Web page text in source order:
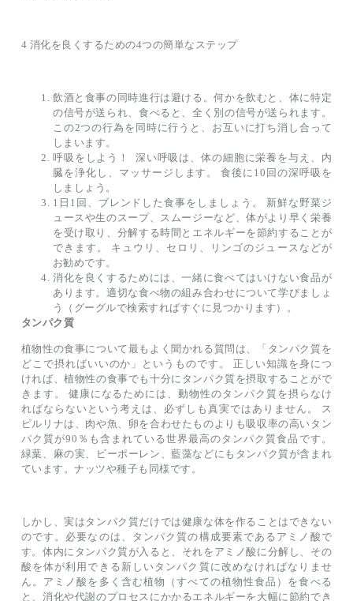
4 消化を良くするための4つの簡単なステップ
飲酒と食事の同時進行は避ける。何かを飲むと、体に特定
の信号が送られ、食べると、全く別の信号が送られます。
この2つの行為を同時に行うと、お互いに打ち消し合って
しまいます。
呼吸をしよう！ 深い呼吸は、体の細胞に栄養を与え、内
臓を浄化し、マッサージします。 食後に10回の深呼吸を
しましょう。
1日1回、ブレンドした食事をしましょう。 新鮮な野菜ジ
ュースや生のスープ、スムージーなど、体がより早く栄養
を受け取り、分解する時間とエネルギーを節約することが
できます。 キュウリ、セロリ、リンゴのジュースなどが
お勧めです。
消化を良くするためには、一緒に食べてはいけない食品が
あります。適切な食べ物の組み合わせについて学びましょ
う（グーグルで検索すればすぐに見つかります）。
タンパク質
植物性の食事について最もよく聞かれる質問は、「タンパク質を
どこで摂ればいいのか」というものです。 正しい知識を身につ
ければ、植物性の食事でも十分にタンパク質を摂取することがで
きます。 健康になるためには、動物性のタンパク質を摂らなけ
ればならないという考えは、必ずしも真実ではありません。 ス
ピルリナは、肉や魚、卵を合わせたものよりも吸収率の高いタン
パク質が90％も含まれている世界最高のタンパク質食品です。
緑葉、麻の実、ビーポーレン、藍藻などにもタンパク質が含まれ
ています。ナッツや種子も同様です。
しかし、実はタンパク質だけでは健康な体を作ることはできない
のです。必要なのは、タンパク質の構成要素であるアミノ酸で
す。体内にタンパク質が入ると、それをアミノ酸に分解し、その
酸を体が利用できる新しいタンパク質に改めなければなりませ
ん。アミノ酸を多く含む植物（すべての植物性食品）を食べる
と、消化や代謝のプロセスにかかるエネルギーを大幅に節約でき